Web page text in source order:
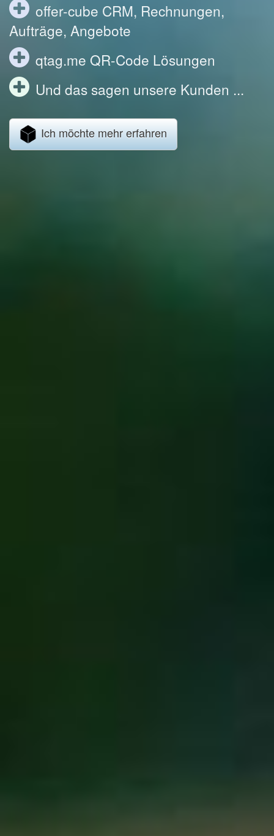
offer-cube CRM, Rechnungen,
Aufträge, Angebote
qtag.me QR-Code Lösungen
Und das sagen unsere Kunden ...
Ich möchte mehr erfahren